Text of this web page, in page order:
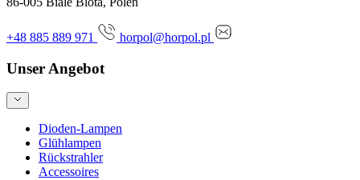
+48 885 889 971 horpol@horpol.pl
Unser Angebot
Dioden-Lampen
Glühlampen
Rückstrahler
Accessoires